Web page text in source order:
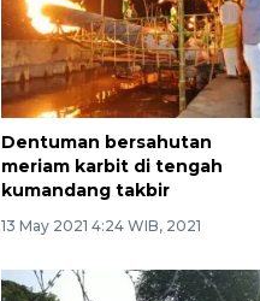
Dentuman bersahutan
meriam karbit di tengah
kumandang takbir
13 May 2021 4:24 WIB, 2021